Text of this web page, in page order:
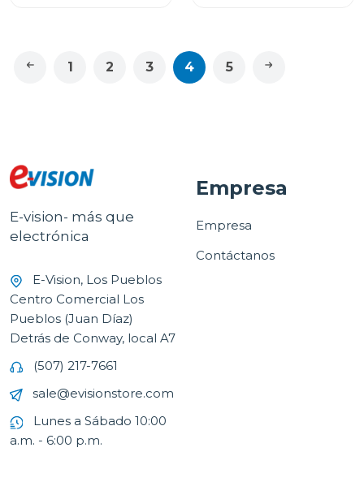
1 2 3 4 5
E-vision- más que
electrónica
E-Vision, Los Pueblos
Centro Comercial Los
Pueblos (Juan Díaz)
Detrás de Conway, local A7
(507) 217-7661
sale@evisionstore.com
Lunes a Sábado 10:00
a.m. - 6:00 p.m.
Empresa
Empresa
Contáctanos